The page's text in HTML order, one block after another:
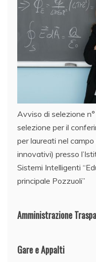
Avviso di selezione
selezione per il
per laureati nel
innovativi) presso
Sistemi Intelligenti
principale Pozzuoli”
Amministrazione
Gare e Appalti